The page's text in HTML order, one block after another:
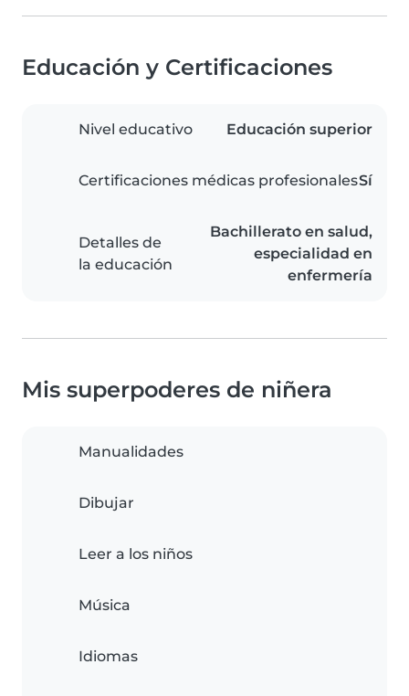
Educación y Certificaciones
Nivel educativo Educación superior
Certificaciones médicas profesionalesSí
Detalles de
la educación
Bachillerato en salud,
especialidad en
enfermería
Mis superpoderes de niñera
Manualidades
Dibujar
Leer a los niños
Música
Idiomas